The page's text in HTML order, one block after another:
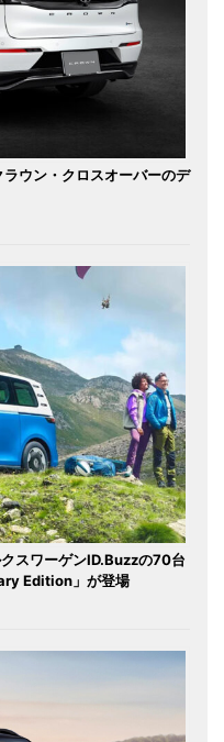
ウン・クロスオーバーのデ
スワーゲンID.Buzzの70台
Edition」が登場